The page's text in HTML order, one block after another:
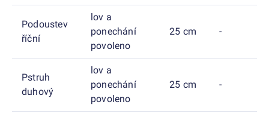
Podoustev
říční
lov a
ponechání
povoleno
25 cm -
Pstruh
duhový
lov a
ponechání
povoleno
25 cm -